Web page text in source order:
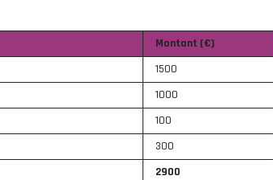
Montant (€)
1500
1000
100
300
2900